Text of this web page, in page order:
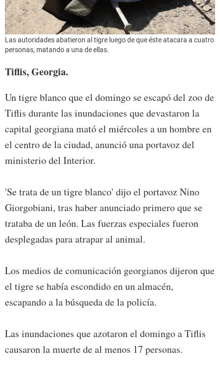
Las autoridades abatieron al tigre luego de que éste atacara a cuatro
personas, matando a una de ellas.
Tiflis, Georgia.
Un tigre blanco que el domingo se escapó del zoo de
Tiflis durante las inundaciones que devastaron la
capital georgiana mató el miércoles a un hombre en
el centro de la ciudad, anunció una portavoz del
ministerio del Interior.
'Se trata de un tigre blanco' dijo el portavoz Nino
Giorgobiani, tras haber anunciado primero que se
trataba de un león. Las fuerzas especiales fueron
desplegadas para atrapar al animal.
Los medios de comunicación georgianos dijeron que
el tigre se había escondido en un almacén,
escapando a la búsqueda de la policía.
Las inundaciones que azotaron el domingo a Tiflis
causaron la muerte de al menos 17 personas.